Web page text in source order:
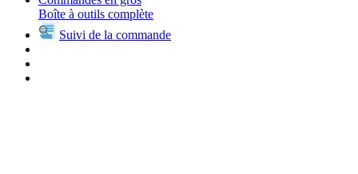
Boîte à outils complète
Suivi de la commande